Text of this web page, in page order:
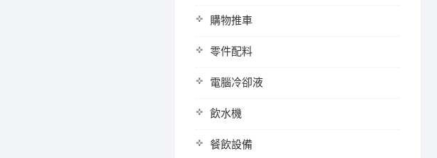
購物推車
零件配料
電腦冷卻液
飲水機
餐飲設備